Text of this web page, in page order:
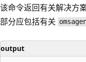
该命令返回有关解决方
部分应包括有关
output